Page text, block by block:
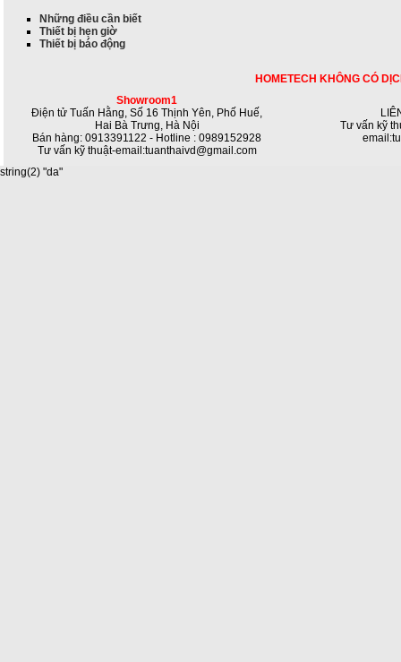
Những điều cần biết
Thiết bị hẹn giờ
Thiết bị báo động
HOMETECH KHÔNG CÓ
Showroom1
Điện tử Tuấn Hằng, Số 16 Thịnh Yên, Phố Huế,
Hai Bà Trưng, Hà Nội
Bán hàng: 0913391122 - Hotline : 0989152928
Tư vấn kỹ thuật-email:tuanthaivd@gmail.com
Tư vấn kỹ
string(2) "da"